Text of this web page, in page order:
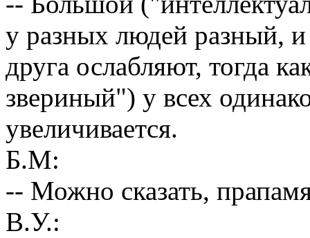
у разных людей разный,
друга ослабляют, тогда
звериный") у всех
увеличивается.
Б.М:
-- Можно сказать,
В.У.: